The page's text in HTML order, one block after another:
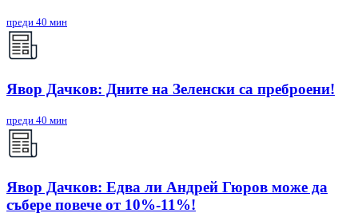
преди 40 мин
Явор Дачков: Дните на Зеленски са преброени!
преди 40 мин
Явор Дачков: Едва ли Андрей Гюров може да
събере повече от 10%-11%!